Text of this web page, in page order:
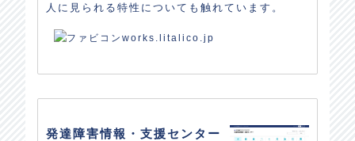
人に見られる特性についても触れています。
works.litalico.jp
発達障害情報・支援センター